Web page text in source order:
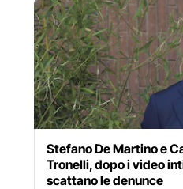
Stefano De Martino e
Tronelli, dopo i video
scattano le denunce